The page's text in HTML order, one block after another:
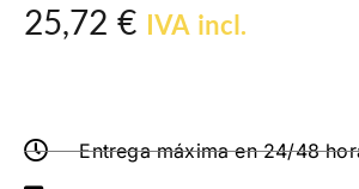
25,72 € IVA incl.
Entrega máxima en 24/48